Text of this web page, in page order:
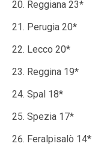
Reggiana 23*
Perugia 20*
Lecco 20*
Reggina 19*
Spal 18*
Spezia 17*
Feralpisalò 14*